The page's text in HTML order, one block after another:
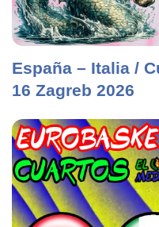
España – Italia /
16 Zagreb 2026